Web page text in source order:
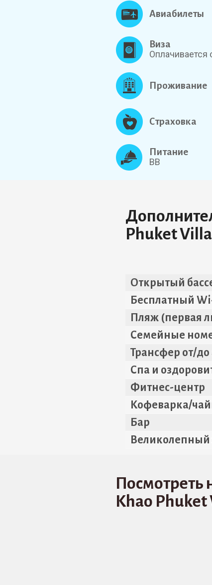
Авиабилеты
Виза
Оплачивается
Проживание
Страховка
Питание
BB
Phuket
Открытый
Бесплатный
Пляж (первая
Семейные
Трансфер от/до
Спа и
Фитнес-центр
Кофеварка/
Бар
Великолепный
Посмотреть
Khao Phuket